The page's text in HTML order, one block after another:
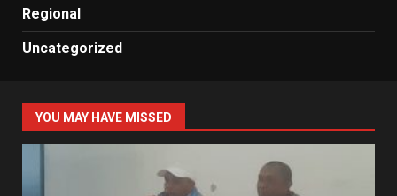
Regional
Uncategorized
YOU MAY HAVE MISSED